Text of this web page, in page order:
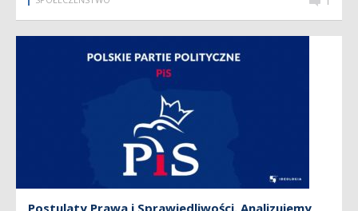
Postulaty Prawa i Sprawiedliwości. Analizujemy